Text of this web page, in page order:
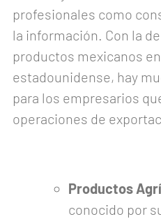
profesionales como
la información. Con la
productos mexicanos
estadounidense, hay
para los empresarios
operaciones de
Productos
conocido por